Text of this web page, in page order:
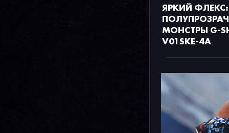
ЯРКИЙ ФЛЕКС:
МОНСТРЫ G-
V01SKE-4A